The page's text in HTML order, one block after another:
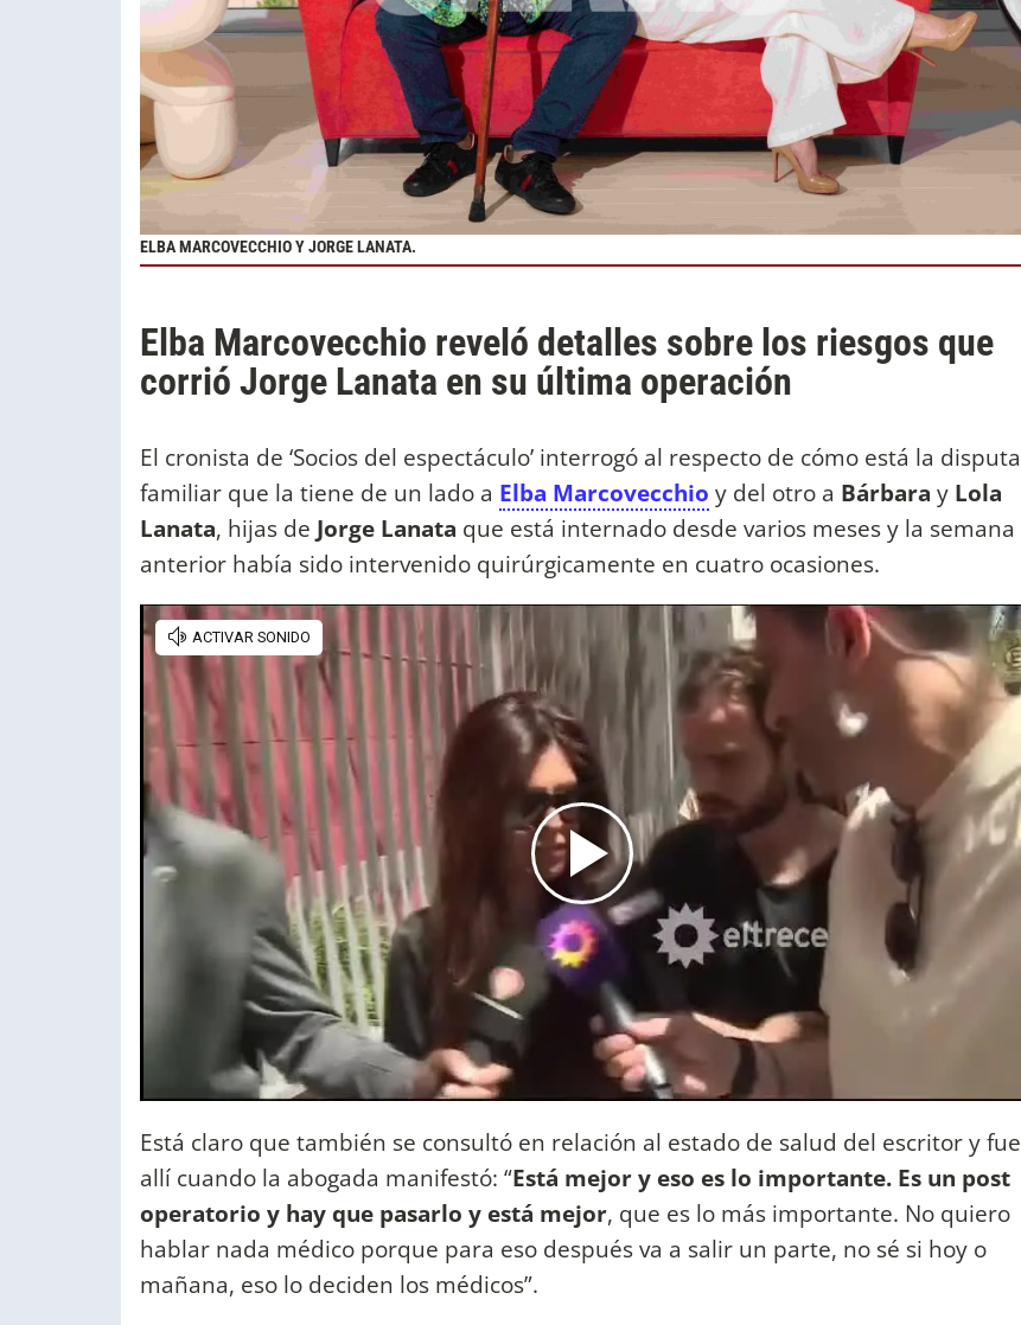
ELBA MARCOVECCHIO Y JORGE LANATA.
Elba Marcovecchio reveló detalles sobre los riesgos que
corrió Jorge Lanata en su última operación
El cronista de ‘Socios del espectáculo’ interrogó al respecto de cómo está la disputa
familiar que la tiene de un lado a Elba Marcovecchio y del otro a Bárbara y Lola
Lanata, hijas de Jorge Lanata que está internado desde varios meses y la semana
anterior había sido intervenido quirúrgicamente en cuatro ocasiones.
Está claro que también se consultó en relación al estado de salud del escritor y fue
allí cuando la abogada manifestó: “Está mejor y eso es lo importante. Es un post
operatorio y hay que pasarlo y está mejor, que es lo más importante. No quiero
hablar nada médico porque para eso después va a salir un parte, no sé si hoy o
mañana, eso lo deciden los médicos”.